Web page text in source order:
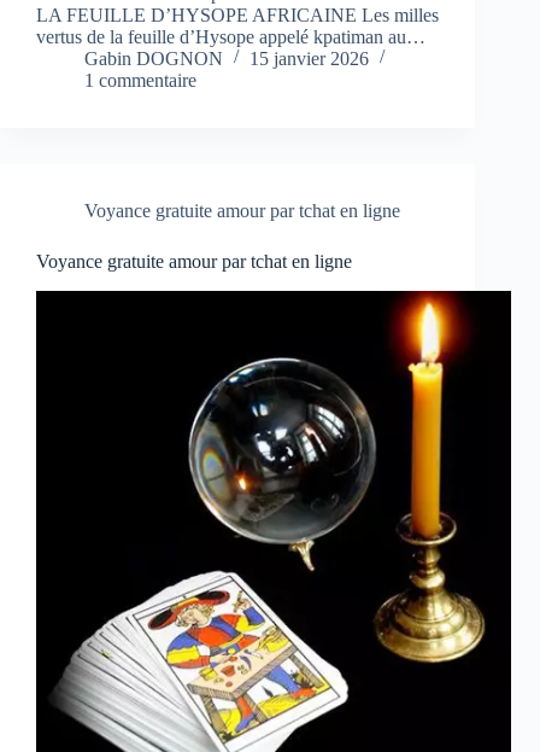
LA FEUILLE D’HYSOPE AFRICAINE Les milles
vertus de la feuille d’Hysope appelé kpatiman au…
Gabin DOGNON
15 janvier 2026
1 commentaire
Voyance gratuite amour par tchat en ligne
Voyance gratuite amour par tchat en ligne